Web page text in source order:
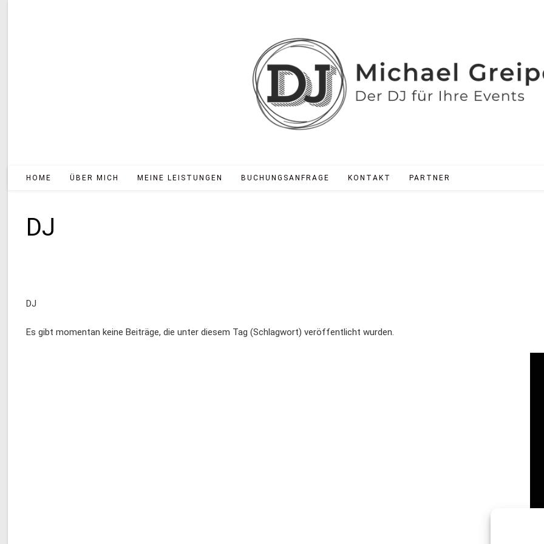
HOME ÜBER MICH MEINE LEISTUNGEN BUCHUNGSANFRAGE KONTAKT PARTNER
DJ
DJ
Es gibt momentan keine Beiträge, die unter diesem Tag (Schlagwort) veröffentlicht wurden.